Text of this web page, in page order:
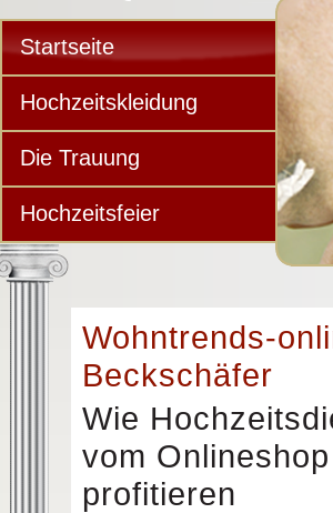
Startseite
Hochzeitskleidung
Die Trauung
Hochzeitsfeier
Wohntrends-
Beckschäfer
Wie
vom
profitieren